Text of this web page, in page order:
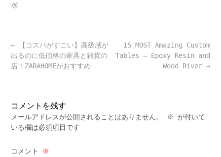
地
Post
navigation
15 MOST Amazing Custom
Tables – Epoxy Resin and
Wood River →
← 【コスパがすごい】高級感が
出るのに低価格の家具と雑貨の
店！ZARAHOMEがおすすめ
コメントを残す
メールアドレスが公開されることはありません。 ※
が付いて
いる欄は必須項目です
コメント ※